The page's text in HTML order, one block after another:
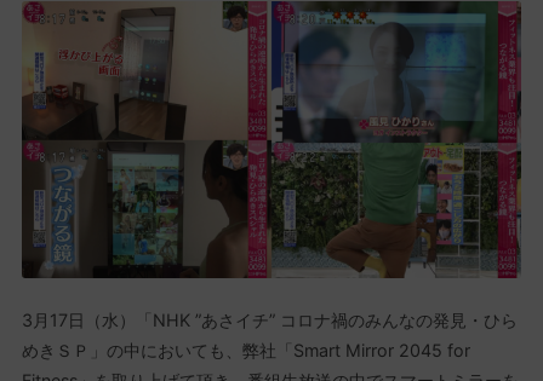
3月17日（水）「NHK ”あさイチ” コロナ禍のみんなの発見・ひら
めきＳＰ」の中においても、弊社「Smart Mirror 2045 for